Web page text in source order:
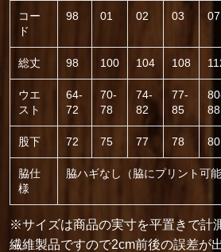
コー
ド
98 01 02 03 07
総丈 98 100 104 108
ウエ
スト
64-
72
70-
78
74-
82
77-
85
88
股下 72 75 77 78 80
脇仕
様
脇ハギなし（脇にプリント可能
※サイズは商品の実寸を平置きで計
繊維製品ですので2cm前後の誤差が